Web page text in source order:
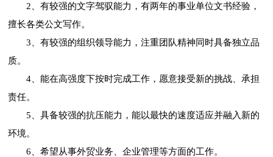
2、有较强的文字驾驭能力，有两年的事业单位文书经验，
擅长各类公文写作。
3、有较强的组织领导能力，注重团队精神同时具备独立品
质。
4、能在高强度下按时完成工作，愿意接受新的挑战、承担
责任。
5、具备较强的抗压能力，能以最快的速度适应并融入新的
环境。
6、希望从事外贸业务、企业管理等方面的工作。